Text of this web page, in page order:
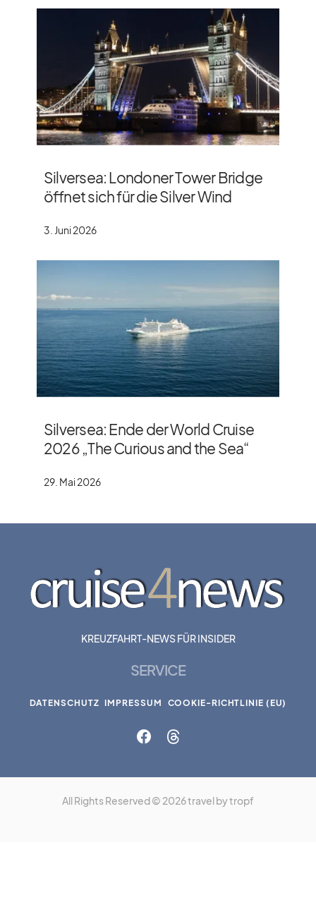
Silversea: Londoner Tower Bridge
öffnet sich für die Silver Wind
3. Juni 2026
Silversea: Ende der World Cruise
2026 „The Curious and the Sea“
29. Mai 2026
KREUZFAHRT-NEWS FÜR INSIDER
SERVICE
DATENSCHUTZ IMPRESSUM COOKIE-RICHTLINIE (EU)
All Rights Reserved © 2026 travel by tropf